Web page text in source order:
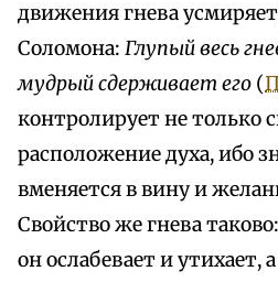
движения гнева
Соломона: Глупый весь
мудрый сдерживает его (
контролирует не только
расположение духа, ибо
вменяется в вину и
Свойство же гнева
он ослабевает и